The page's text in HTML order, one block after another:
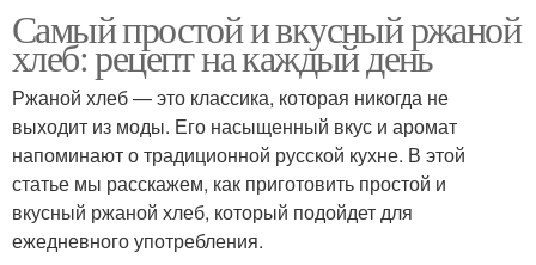
Самый простой и вкусный ржаной
хлеб: рецепт на каждый день
Ржаной хлеб — это классика, которая никогда не
выходит из моды. Его насыщенный вкус и аромат
напоминают о традиционной русской кухне. В этой
статье мы расскажем, как приготовить простой и
вкусный ржаной хлеб, который подойдет для
ежедневного употребления.